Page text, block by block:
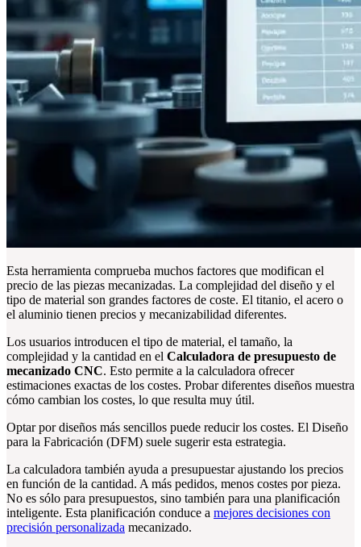
Esta herramienta comprueba muchos factores que modifican el
precio de las piezas mecanizadas. La complejidad del diseño y el
tipo de material son grandes factores de coste. El titanio, el acero o
el aluminio tienen precios y mecanizabilidad diferentes.
Los usuarios introducen el tipo de material, el tamaño, la
complejidad y la cantidad en el Calculadora de presupuesto de
mecanizado CNC. Esto permite a la calculadora ofrecer
estimaciones exactas de los costes. Probar diferentes diseños muestra
cómo cambian los costes, lo que resulta muy útil.
Optar por diseños más sencillos puede reducir los costes. El Diseño
para la Fabricación (DFM) suele sugerir esta estrategia.
La calculadora también ayuda a presupuestar ajustando los precios
en función de la cantidad. A más pedidos, menos costes por pieza.
No es sólo para presupuestos, sino también para una planificación
inteligente. Esta planificación conduce a mejores decisiones con
precisión personalizada mecanizado.